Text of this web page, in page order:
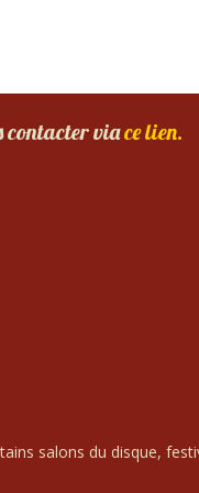
contacter viace lien.
salons du disque,